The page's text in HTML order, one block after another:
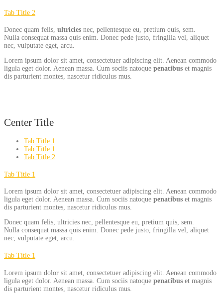
Tab Title 2
Donec quam felis, ultricies nec, pellentesque eu, pretium quis, sem.
Nulla consequat massa quis enim. Donec pede justo, fringilla vel, aliquet
nec, vulputate eget, arcu.
Lorem ipsum dolor sit amet, consectetuer adipiscing elit. Aenean commodo
ligula eget dolor. Aenean massa. Cum sociis natoque penatibus et magnis
dis parturient montes, nascetur ridiculus mus.
Center Title
Tab Title 1
Tab Title 1
Tab Title 2
Tab Title 1
Lorem ipsum dolor sit amet, consectetuer adipiscing elit. Aenean commodo
ligula eget dolor. Aenean massa. Cum sociis natoque penatibus et magnis
dis parturient montes, nascetur ridiculus mus.
Donec quam felis, ultricies nec, pellentesque eu, pretium quis, sem.
Nulla consequat massa quis enim. Donec pede justo, fringilla vel, aliquet
nec, vulputate eget, arcu.
Tab Title 1
Lorem ipsum dolor sit amet, consectetuer adipiscing elit. Aenean commodo
ligula eget dolor. Aenean massa. Cum sociis natoque penatibus et magnis
dis parturient montes, nascetur ridiculus mus.